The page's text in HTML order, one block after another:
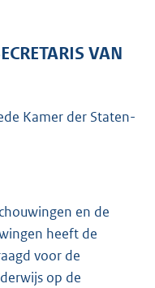
b
VAN
Kamer der Staten-
en de
heeft de
voor de
op de